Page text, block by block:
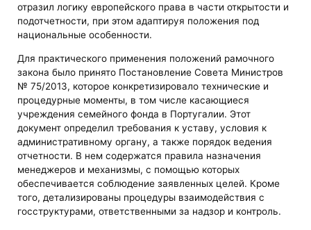
отразил логику европейского права в части открытости и
подотчетности, при этом адаптируя положения под
национальные особенности.
Для практического применения положений рамочного
закона было принято Постановление Совета Министров
№ 75/2013, которое конкретизировало технические и
процедурные моменты, в том числе касающиеся
учреждения семейного фонда в Португалии. Этот
документ определил требования к уставу, условия к
административному органу, а также порядок ведения
отчетности. В нем содержатся правила назначения
менеджеров и механизмы, с помощью которых
обеспечивается соблюдение заявленных целей. Кроме
того, детализированы процедуры взаимодействия с
госструктурами, ответственными за надзор и контроль.